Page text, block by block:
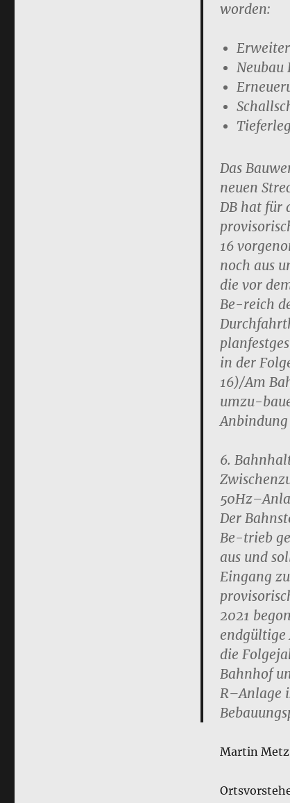
worden:
Neubau
Scha
Das
neuen
DB hat für
provisoris
16
noch aus
die vor
Be-reich
in der
16)/Am
umzu-
6.
50Hz–
Der
Be-trieb
aus und
Eingang
pro
2021
endgültige
die
Bahnhof
R–Anlage
Bebauun
Martin Metz